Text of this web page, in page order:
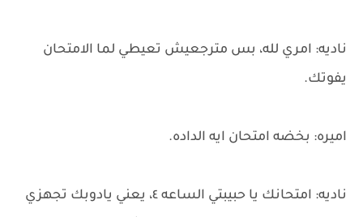
ناديه: امري لله، بس مترجعيش تعيطي لما الامتحان
يفوتك.
اميره: بخضه امتحان ايه الداده.
ناديه: امتحانك يا حبيبتي الساعه ٤، يعني يادوبك تجهزي